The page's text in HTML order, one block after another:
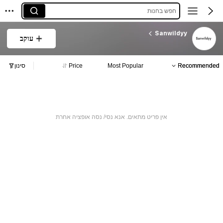
חפש בחנות
Sanwildyy
עוקב
Recommended
Most Popular
Price סינון
אין פריט מתאים. אנא נסי/ נסה אופציה אחרת